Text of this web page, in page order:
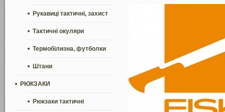
Рукавиці тактичні, захист
Тактичні окуляри
Термобілизна, футболки
Штани
РЮКЗАКИ
Рюкзаки тактичні